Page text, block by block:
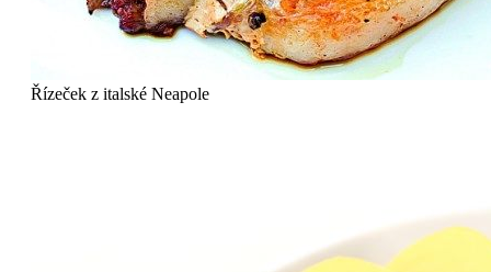
Řízeček z italské Neapole